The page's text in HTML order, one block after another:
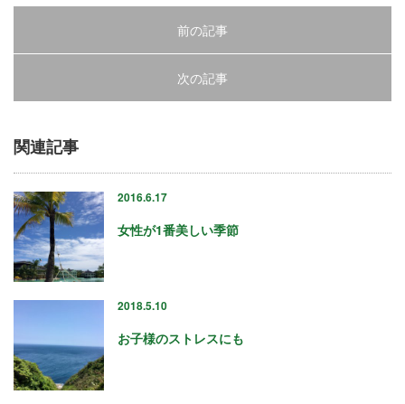
前の記事
次の記事
関連記事
2016.6.17
女性が1番美しい季節
2018.5.10
お子様のストレスにも
18
19
20
22
23